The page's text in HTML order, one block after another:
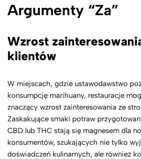
Argumenty “Za”
Wzrost
klientów
W miejscach, gdzie ustawodawstwo
konsumpcję marihuany, restauracje
znaczący wzrost zainteresowania ze
Zaskakujące smaki potraw
CBD lub THC stają się magnesem dla
konsumentów, szukających nie tylko
doświadczeń kulinarnych, ale również